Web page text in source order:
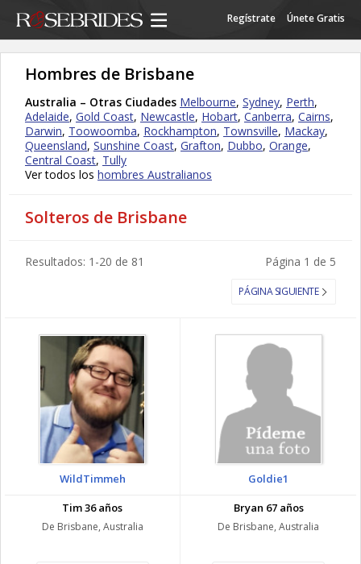
Regístrate Únete Gratis
Hombres de Brisbane
Australia – Otras Ciudades Melbourne, Sydney, Perth,
Adelaide, Gold Coast, Newcastle, Hobart, Canberra, Cairns,
Darwin, Toowoomba, Rockhampton, Townsville, Mackay,
Queensland, Sunshine Coast, Grafton, Dubbo, Orange,
Central Coast, Tully
Ver todos los hombres Australianos
Solteros de Brisbane
Página 1 de 5
PÁGINA SIGUIENTE
Resultados: 1-20 de 81
WildTimmeh
Tim 36 años
De Brisbane, Australia
Goldie1
Bryan 67 años
De Brisbane, Australia